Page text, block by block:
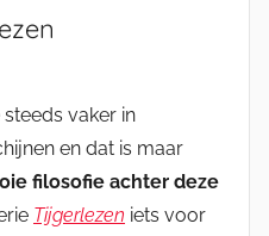
steeds vaker in
en dat is maar
filosofie achter deze
Tijgerlezen iets voor